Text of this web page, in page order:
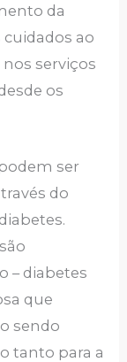
da
ao
serviços
os
ser
do
– diabetes
que
sendo
tanto para a